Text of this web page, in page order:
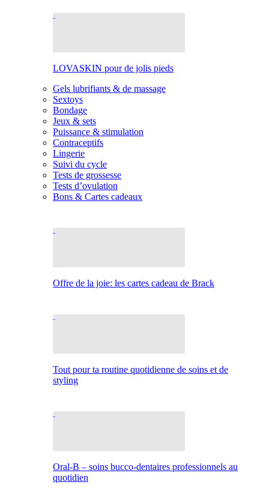
LOVASKIN pour de jolis pieds
Gels lubrifiants & de massage
Sextoys
Bondage
Jeux & sets
Puissance & stimulation
Contraceptifs
Lingerie
Suivi du cycle
Tests de grossesse
Tests d’ovulation
Bons & Cartes cadeaux
Offre de la joie: les cartes cadeau de Brack
Tout pour ta routine quotidienne de soins et de
styling
Oral-B – soins bucco-dentaires professionnels au
quotidien